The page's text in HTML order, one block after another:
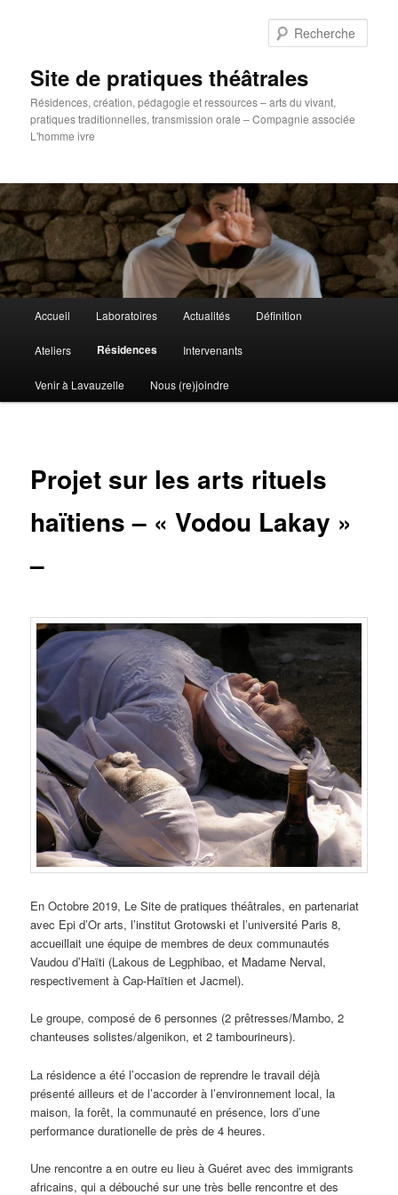
Site de pratiques théâtrales
Résidences, création, pédagogie et ressources – arts du vivant,
pratiques traditionnelles, transmission orale – Compagnie associée
L'homme ivre
principal
Accueil Laboratoires Actualités Définition
Ateliers Résidences Intervenants
Venir à Lavauzelle Nous (re)joindre
Projet sur les arts rituels
haïtiens – « Vodou Lakay »
–
En Octobre 2019, Le Site de pratiques théâtrales, en partenariat
avec Epi d’Or arts, l’institut Grotowski et l’université Paris 8,
accueillait une équipe de membres de deux communautés
Vaudou d’Haïti (Lakous de Legphibao, et Madame Nerval,
respectivement à Cap-Haïtien et Jacmel).
Le groupe, composé de 6 personnes (2 prêtresses/Mambo, 2
chanteuses solistes/algenikon, et 2 tambourineurs).
La résidence a été l’occasion de reprendre le travail déjà
présenté ailleurs et de l’accorder à l’environnement local, la
maison, la forêt, la communauté en présence, lors d’une
performance durationelle de près de 4 heures.
Une rencontre a en outre eu lieu à Guéret avec des immigrants
africains, qui a débouché sur une très belle rencontre et des